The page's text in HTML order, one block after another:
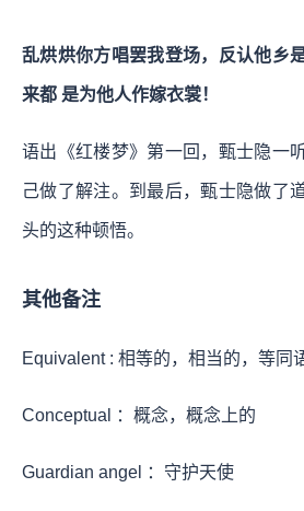
乱烘烘你方唱罢我登场，反认他乡
来都 是为他人作嫁衣裳！
语出《红楼梦》第一回，甄士隐一
己做了解注。到最后，甄士隐做了
头的这种顿悟。
其他备注
Equivalent : 相等的，相当的，等同
Conceptual ：概念，概念上的
Guardian angel ：守护天使